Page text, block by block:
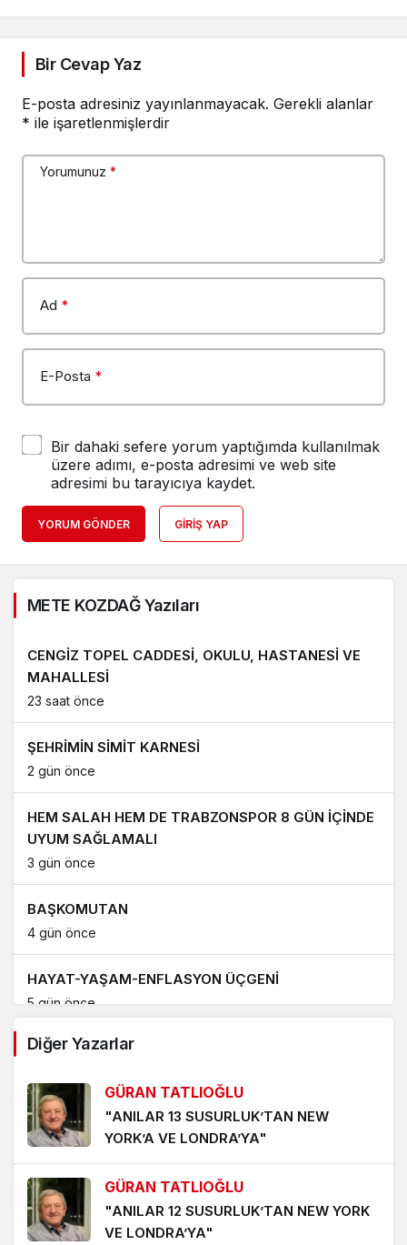
Bir Cevap Yaz
E-posta adresiniz yayınlanmayacak. Gerekli alanlar
* ile işaretlenmişlerdir
Yorumunuz *
Ad *
E-Posta *
Bir dahaki sefere yorum yaptığımda kullanılmak
üzere adımı, e-posta adresimi ve web site
adresimi bu tarayıcıya kaydet.
YORUM GÖNDER GIRIŞ YAP
METE KOZDAĞ Yazıları
CENGİZ TOPEL CADDESİ, OKULU, HASTANESİ VE
MAHALLESİ
23 saat önce
ŞEHRİMİN SİMİT KARNESİ
2 gün önce
HEM SALAH HEM DE TRABZONSPOR 8 GÜN İÇİNDE
UYUM SAĞLAMALI
3 gün önce
BAŞKOMUTAN
4 gün önce
HAYAT-YAŞAM-ENFLASYON ÜÇGENİ
5 gün önce
KIRSAL ALANDA KAYNAK MAKİNESİNDEN ÇIKAN
6 gün önce
PORT BAGAJ, ARAÇ ÜSTÜ ÇADIR VE KAYAK
TAŞIMA APARATLARININ SEBEP OLDUĞU TRAFİK
KAZALARI ‘UMARIM’ ARTMAZ
1 hafta önce
YENİDEN YAZILAN ‘AMAN PETROL CANIM PETROL’
Diğer Yazarlar
GÜRAN TATLIOĞLU
"ANILAR 13 SUSURLUK’TAN NEW
YORK’A VE LONDRA’YA"
GÜRAN TATLIOĞLU
"ANILAR 12 SUSURLUK’TAN NEW YORK
VE LONDRA’YA"